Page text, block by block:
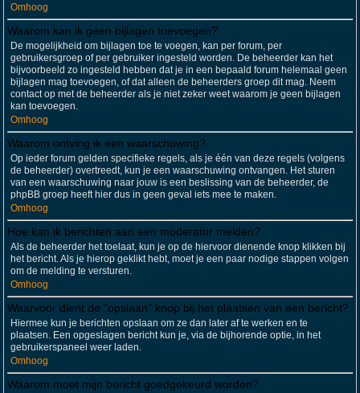
Omhoog
Waarom kan ik geen bijlagen toevoegen?
De mogelijkheid om bijlagen toe te voegen, kan per forum, per
gebruikersgroep of per gebruiker ingesteld worden. De beheerder kan het
bijvoorbeeld zo ingesteld hebben dat je in een bepaald forum helemaal geen
bijlagen mag toevoegen, of dat alleen de beheerders groep dit mag. Neem
contact op met de beheerder als je niet zeker weet waarom je geen bijlagen
kan toevoegen.
Omhoog
Waarom ontving ik een waarschuwing?
Op ieder forum gelden specifieke regels, als je één van deze regels (volgens
de beheerder) overtreedt, kun je een waarschuwing ontvangen. Het sturen
van een waarschuwing naar jouw is een beslissing van de beheerder, de
phpBB groep heeft hier dus in geen geval iets mee te maken.
Omhoog
Hoe kan ik berichten aan een moderator melden?
Als de beheerder het toelaat, kun je op de hiervoor dienende knop klikken bij
het bericht. Als je hierop geklikt hebt, moet je een paar nodige stappen volgen
om de melding te versturen.
Omhoog
Waarvoor dient de "opslaan" knop bij het plaatsen van een bericht?
Hiermee kun je berichten opslaan om ze dan later af te werken en te
plaatsen. Een opgeslagen bericht kun je, via de bijhorende optie, in het
gebruikerspaneel weer laden.
Omhoog
Waarom moet mijn bericht goedgekeurd worden?